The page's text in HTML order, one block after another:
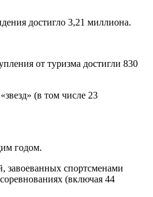
достигло 3,21 миллиона.
от туризма достигли 830
(в том числе 23
годом.
завоеванных спортсменами
(включая 44